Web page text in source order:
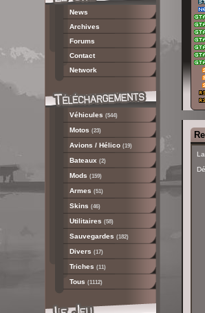
News
Archives
Forums
Contact
Network
Véhicules (544)
Motos (23)
Avions / Hélico (19)
Bateaux (2)
Mods (159)
Armes (51)
Skins (46)
Utilitaires (58)
Sauvegardes (182)
Divers (17)
Triches (11)
Tous (1112)